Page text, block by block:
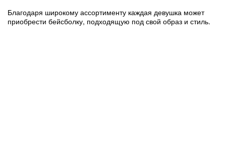
Благодаря широкому ассортименту каждая девушка может
приобрести бейсболку, подходящую под свой образ и стиль.